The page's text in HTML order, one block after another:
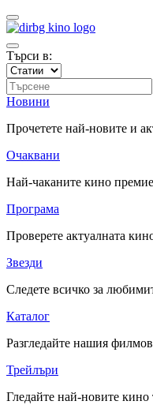
Търси в:
Новини
Прочетете най-новите и
Очаквани
Най-чаканите кино
Програма
Проверете актуалната
Звезди
Следете всичко за
Каталог
Разгледайте нашия
Трейлъри
Гледайте най-новите